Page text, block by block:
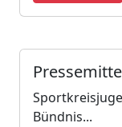
Bündnis...